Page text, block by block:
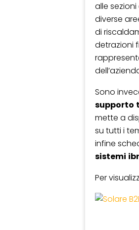
alle
diverse
di
detrazioni
Sono
supporto
mette a
su tutti i
infine
sistemi
Per